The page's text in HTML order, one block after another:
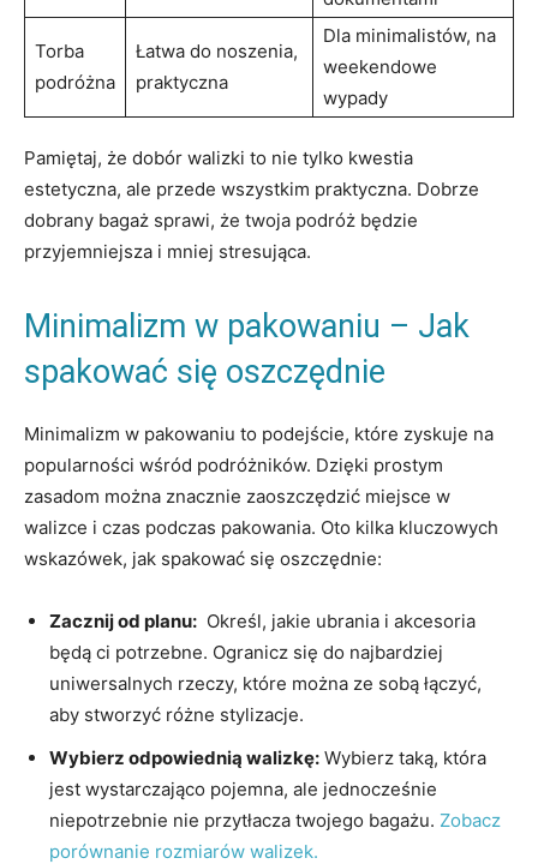
Torba
podróżna
Łatwa ⁤do‌ noszenia,
praktyczna
Dla minimalistów, na
⁢weekendowe⁢
wypady
Pamiętaj,⁢ że dobór walizki to nie tylko kwestia
estetyczna, ale przede wszystkim praktyczna. Dobrze
dobrany bagaż sprawi, że twoja podróż będzie
przyjemniejsza⁣ i ⁤mniej stresująca.
Minimalizm w pakowaniu – Jak
spakować się oszczędnie
Minimalizm w pakowaniu to ​podejście, które zyskuje na⁤
popularności ‍wśród podróżników. ⁣Dzięki prostym
zasadom można znacznie zaoszczędzić miejsce w ​
walizce i ⁤czas podczas‍ pakowania. Oto kilka kluczowych
wskazówek, jak‌ spakować się oszczędnie:
Zacznij ​od planu: ⁢ Określ, jakie ubrania i⁢ akcesoria⁤
będą ci ⁢potrzebne. Ogranicz się ‍do najbardziej
uniwersalnych rzeczy, które można ze sobą łączyć,
⁢aby stworzyć różne stylizacje.
Wybierz odpowiednią walizkę: Wybierz taką, która
jest wystarczająco pojemna, ale jednocześnie‌
niepotrzebnie nie‌ przytłacza twojego‍ bagażu. Zobacz
porównanie ⁣rozmiarów walizek.